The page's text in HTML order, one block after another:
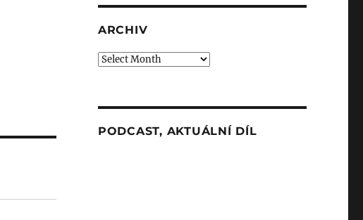
ARCHIV
Archiv
PODCAST, AKTUÁLNÍ DÍL